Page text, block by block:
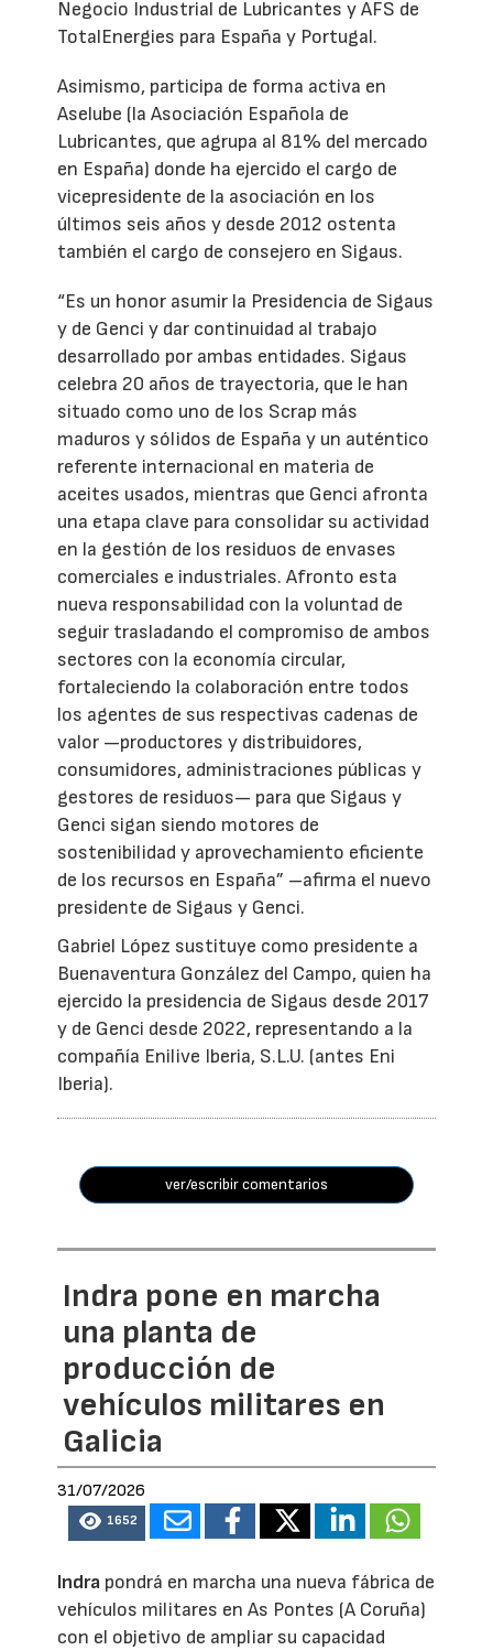
Negocio Industrial de Lubricantes y AFS de
TotalEnergies para España y Portugal.
Asimismo, participa de forma activa en
Aselube (la Asociación Española de
Lubricantes, que agrupa al 81% del mercado
en España) donde ha ejercido el cargo de
vicepresidente de la asociación en los
últimos seis años y desde 2012 ostenta
también el cargo de consejero en Sigaus.
“Es un honor asumir la Presidencia de Sigaus
y de Genci y dar continuidad al trabajo
desarrollado por ambas entidades. Sigaus
celebra 20 años de trayectoria, que le han
situado como uno de los Scrap más
maduros y sólidos de España y un auténtico
referente internacional en materia de
aceites usados, mientras que Genci afronta
una etapa clave para consolidar su actividad
en la gestión de los residuos de envases
comerciales e industriales. Afronto esta
nueva responsabilidad con la voluntad de
seguir trasladando el compromiso de ambos
sectores con la economía circular,
fortaleciendo la colaboración entre todos
los agentes de sus respectivas cadenas de
valor —productores y distribuidores,
consumidores, administraciones públicas y
gestores de residuos— para que Sigaus y
Genci sigan siendo motores de
sostenibilidad y aprovechamiento eficiente
de los recursos en España” –afirma el nuevo
presidente de Sigaus y Genci.
Gabriel López sustituye como presidente a
Buenaventura González del Campo, quien ha
ejercido la presidencia de Sigaus desde 2017
y de Genci desde 2022, representando a la
compañía Enilive Iberia, S.L.U. (antes Eni
Iberia).
ver/escribir comentarios
Indra pone en marcha
una planta de
producción de
vehículos militares en
Galicia
31/07/2026
1652
Indra pondrá en marcha una nueva fábrica de
vehículos militares en As Pontes (A Coruña)
con el objetivo de ampliar su capacidad